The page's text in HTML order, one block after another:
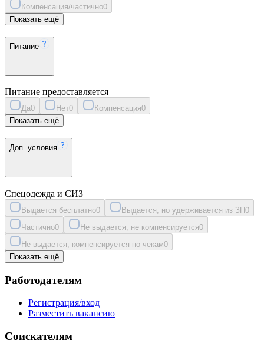
Компенсация/частично0
Показать ещё
Питание
Питание предоставляется
Да0 Нет0 Компенсация0
Показать ещё
Доп. условия
Спецодежда и СИЗ
Выдается бесплатно0 Выдается, но удерживается из ЗП0
Частично0 Не выдается, не компенсируется0
Не выдается, компенсируется по чекам0
Показать ещё
Работодателям
Регистрация/вход
Разместить вакансию
Соискателям